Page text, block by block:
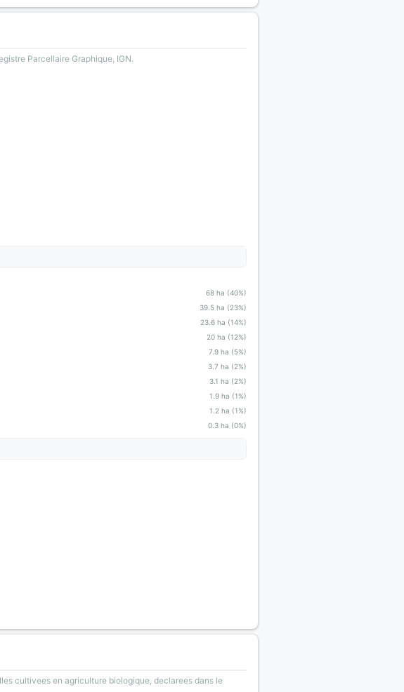
Parcellaire Graphique, IGN.
68 ha (40%)
39.5 ha (23%)
23.6 ha (14%)
20 ha (12%)
7.9 ha (5%)
3.7 ha (2%)
3.1 ha (2%)
1.9 ha (1%)
1.2 ha (1%)
0.3 ha (0%)
cultivees en agriculture biologique, declarees dans le